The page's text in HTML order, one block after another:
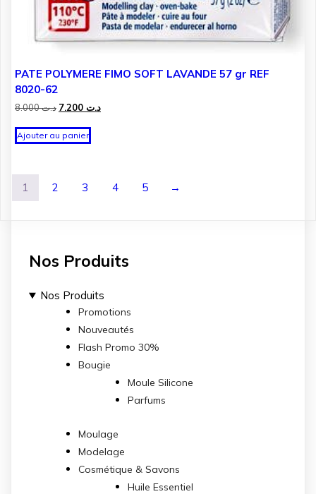
PATE POLYMERE FIMO SOFT LAVANDE 57 gr REF
8020-62
د.ت8.000
Le
initial
était :
د.تLe
Ajouter au panier
1 2 3 4 5 →
Nos Produits
Nos Produits
Promotions
Nouveautés
Flash Promo 30%
Bougie
Moule Silicone
Parfums
Moulage
Modelage
Cosmétique & Savons
Huile Essentiel